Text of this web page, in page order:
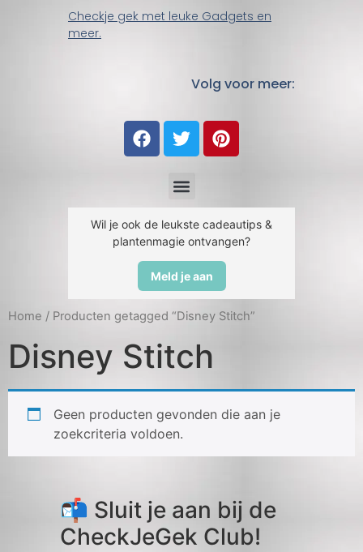
Checkje gek met leuke Gadgets en
meer.
Volg voor meer:
Wil je ook de leukste cadeautips &
plantenmagie ontvangen?
Meld je aan
Home / Producten getagged “Disney Stitch”
Disney Stitch
Geen producten gevonden die aan je
zoekcriteria voldoen.
📬 Sluit je aan bij de
CheckJeGek Club!